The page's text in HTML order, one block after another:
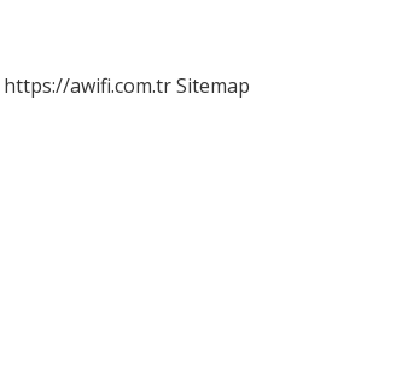
https://awifi.com.trSitemap